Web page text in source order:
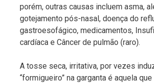
porém, outras causas incluem asma,
gotejamento pós-nasal, doença do
gastroesofágico, medicamentos,
cardíaca e Câncer de pulmão (raro).
A tosse seca, irritativa, por vezes
“formigueiro” na garganta é aquela